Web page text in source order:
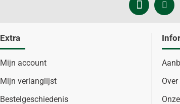
Extra
Mijn account
Mijn verlanglijst
Bestelgeschiedenis